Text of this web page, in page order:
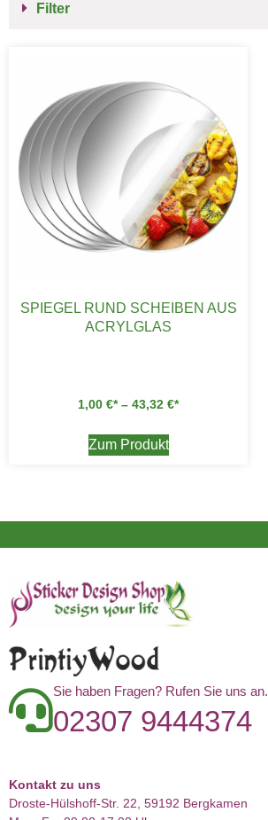
Filter
SPIEGEL RUND SCHEIBEN AUS
ACRYLGLAS
1,00 € – 43,32 €
Zum Produkt
Sie haben Fragen? Rufen Sie uns an.
02307 9444374
Kontakt zu uns
Droste-Hülshoff-Str. 22, 59192 Bergkamen